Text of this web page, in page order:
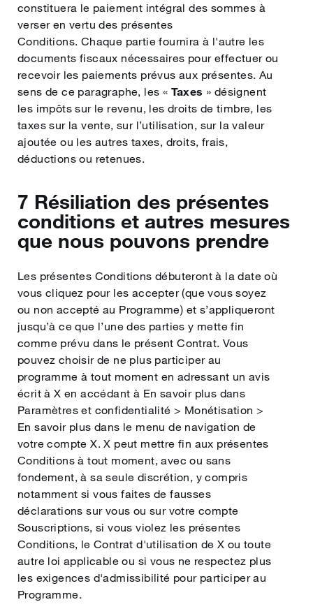
constituera le paiement intégral des sommes à
verser en vertu des présentes
Conditions. Chaque partie fournira à l'autre les
documents fiscaux nécessaires pour effectuer ou
recevoir les paiements prévus aux présentes. Au
sens de ce paragraphe, les « Taxes » désignent
les impôts sur le revenu, les droits de timbre, les
taxes sur la vente, sur l’utilisation, sur la valeur
ajoutée ou les autres taxes, droits, frais,
déductions ou retenues.
7 Résiliation des présentes
conditions et autres mesures
que nous pouvons prendre
Les présentes Conditions débuteront à la date où
vous cliquez pour les accepter (que vous soyez
ou non accepté au Programme) et s’appliqueront
jusqu’à ce que l’une des parties y mette fin
comme prévu dans le présent Contrat. Vous
pouvez choisir de ne plus participer au
programme à tout moment en adressant un avis
écrit à X en accédant à En savoir plus dans
Paramètres et confidentialité > Monétisation >
En savoir plus dans le menu de navigation de
votre compte X. X peut mettre fin aux présentes
Conditions à tout moment, avec ou sans
fondement, à sa seule discrétion, y compris
notamment si vous faites de fausses
déclarations sur vous ou sur votre compte
Souscriptions, si vous violez les présentes
Conditions, le Contrat d'utilisation de X ou toute
autre loi applicable ou si vous ne respectez plus
les exigences d'admissibilité pour participer au
Programme.